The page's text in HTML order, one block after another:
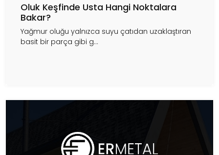
Oluk Keşfinde Usta Hangi Noktalara
Bakar?
Yağmur oluğu yalnızca suyu çatıdan uzaklaştıran
basit bir parça gibi g...